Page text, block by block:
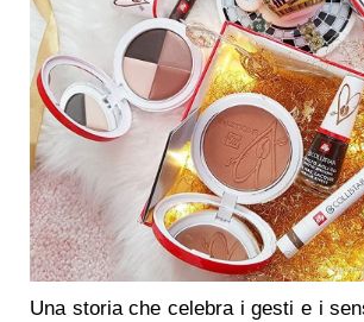
Una storia che celebra i gesti e i